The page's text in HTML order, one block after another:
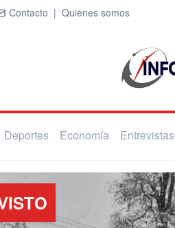
Contacto | Quienes somos
Deportes Economía Entrevistas